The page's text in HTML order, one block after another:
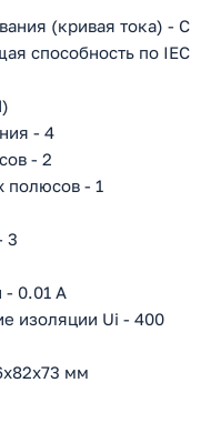
(кривая тока) - C
способность по IEC
- 4
- 2
полюсов - 1
3
- 0.01 А
изоляции Ui - 400
мм